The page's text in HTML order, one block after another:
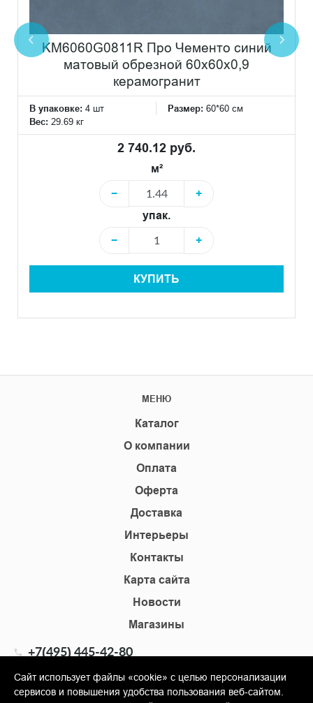
KM6060G0811R Про Чементо синий
матовый обрезной 60х60x0,9
керамогранит
В упаковке: 4 шт Размер: 60*60 см
Вес: 29.69 кг
2 740.12 руб.
м²
−
+
упак.
−
+
КУПИТЬ
МЕНЮ
Каталог
О компании
Оплата
Оферта
Доставка
Интерьеры
Контакты
Карта сайта
Новости
Магазины
+7(495) 445-42-80
info@shopkm.ru
Сайт использует файлы «cookie» с целью персонализации
сервисов и повышения удобства пользования веб-сайтом.